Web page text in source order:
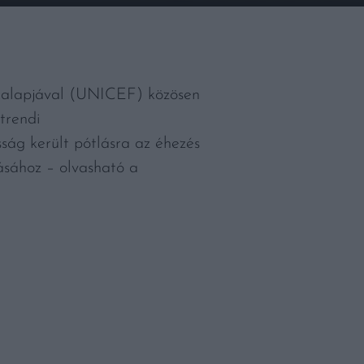
(UNICEF) közösen
került pótlásra az éhezés
– olvasható a